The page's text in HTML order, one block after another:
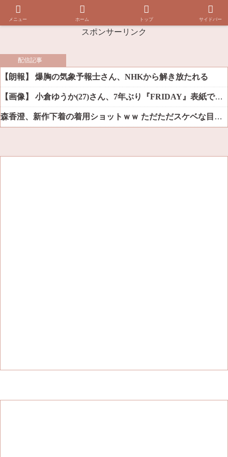
スポンサーリンク
配信記事
【朗報】 爆胸の気象予報士さん、NHKから解き放たれる
【画像】 小倉ゆうか(27)さん、7年ぶり『FRIDAY』表紙で神ボディ大解放
森香澄、新作下着の着用ショットｗｗ ただただスケベな目でしか見れんだろ！！
メニュー ホーム トップ サイドバー